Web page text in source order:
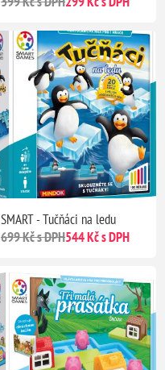
SMART - Tučňáci na ledu
699 Kč s DPH544 Kč s DPH